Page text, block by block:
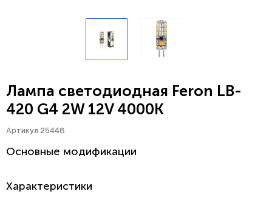
Лампа светодиодная Feron LB-
420 G4 2W 12V 4000K
Артикул 25448
Основные модификации
Характеристики